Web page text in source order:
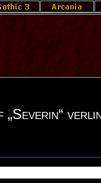
„Severin“